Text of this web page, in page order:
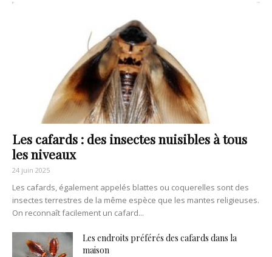
Les cafards : des insectes nuisibles à tous
les niveaux
24 juin 2025
Les cafards, également appelés blattes ou coquerelles sont des
insectes terrestres de la même espèce que les mantes religieuses.
On reconnaît facilement un cafard...
Les endroits préférés des cafards dans la
maison